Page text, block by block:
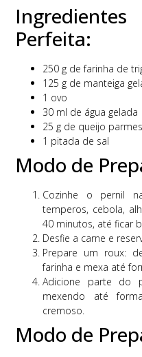
Perfeita:
250 g de farinha de
125 g de manteiga
1 ovo
30 ml de água gelada
25 g de queijo
1 pitada de sal
Modo de
Cozinhe o pernil
temperos, cebola,
40 minutos, até ficar
Desfie a carne e
Prepare um roux:
farinha e mexa até
Adicione parte do
mexendo até
cremoso.
Modo de